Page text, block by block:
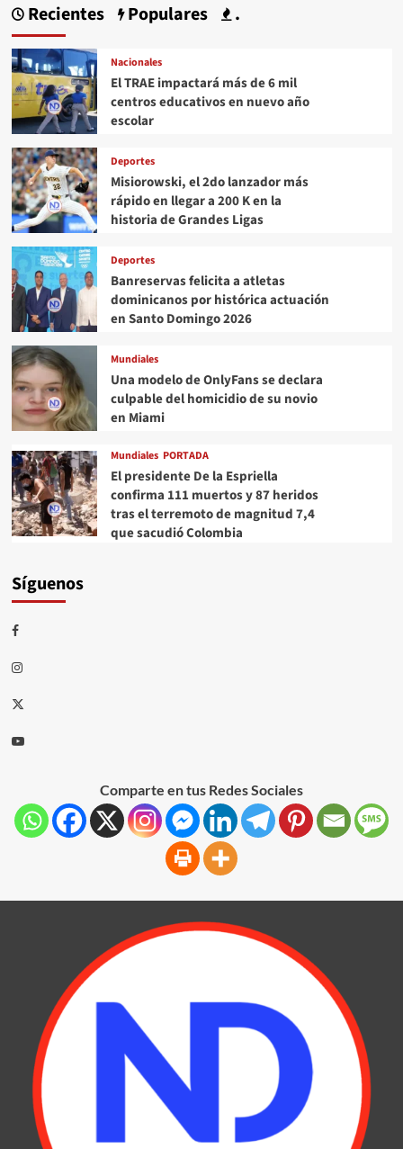
Recientes Populares .
Nacionales
El TRAE impactará más de 6 mil
centros educativos en nuevo año
escolar
Deportes
Misiorowski, el 2do lanzador más
rápido en llegar a 200 K en la
historia de Grandes Ligas
Deportes
Banreservas felicita a atletas
dominicanos por histórica actuación
en Santo Domingo 2026
Mundiales
Una modelo de OnlyFans se declara
culpable del homicidio de su novio
en Miami
Mundiales PORTADA
El presidente De la Espriella
confirma 111 muertos y 87 heridos
tras el terremoto de magnitud 7,4
que sacudió Colombia
Síguenos
Comparte en tus Redes Sociales